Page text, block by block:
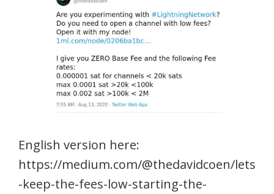
English version here:
https://medium.com/@thedavidcoen/lets
-keep-the-fees-low-starting-the-